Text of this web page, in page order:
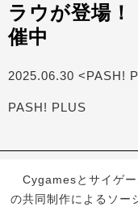
ラウが登場
催中
2025.06.30 <PASH!
PASH! PLUS
Cygamesとサイゲー
の共同制作によるソー